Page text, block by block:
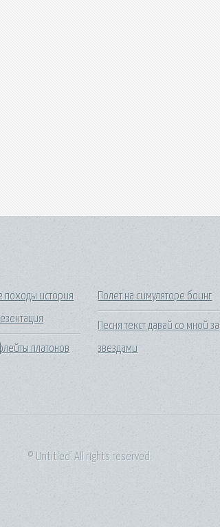
походы история
платонов
Полет на симуляторе боинг
Песня текст давай со мной за
звездами
© Untitled. All rights reserved.